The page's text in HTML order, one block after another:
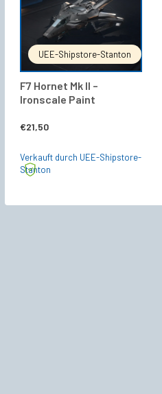
UEE-Shipstore-Stanton
F7 Hornet Mk II –
Ironscale Paint
€21,50
Verkauft durch UEE-Shipstore-
Stanton